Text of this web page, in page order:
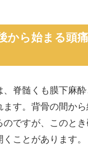
から始まる頭
、脊髄くも膜下麻
ます。背骨の間か
のですが、このと
ことがあります。